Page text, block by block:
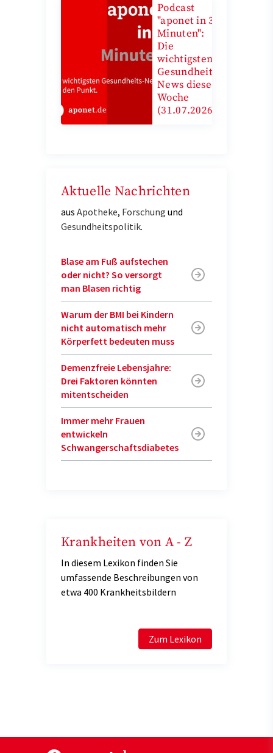
Podcast
"aponet in 3
Minuten":
Die
wichtigsten
Gesundheits-
News diese
Woche
(31.07.2026)
Aktuelle Nachrichten
aus Apotheke, Forschung und
Gesundheitspolitik.
Blase am Fuß aufstechen
oder nicht? So versorgt
man Blasen richtig
Warum der BMI bei Kindern
nicht automatisch mehr
Körperfett bedeuten muss
Demenzfreie Lebensjahre:
Drei Faktoren könnten
mitentscheiden
Immer mehr Frauen
entwickeln
Schwangerschaftsdiabetes
Krankheiten von A - Z
In diesem Lexikon finden Sie
umfassende Beschreibungen von
etwa 400 Krankheitsbildern
Zum Lexikon